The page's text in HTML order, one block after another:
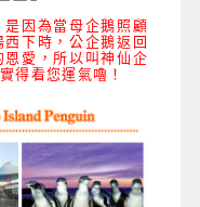
因為當母企鵝照顧
下時，公企鵝返回
愛，所以叫神仙企
得看您運氣嚕！